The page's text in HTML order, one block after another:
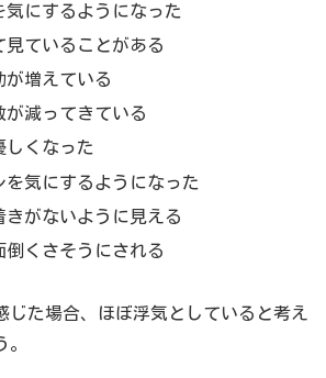
気にするようになった
見ていることがある
が増えている
が減ってきている
しくなった
を気にするようになった
きがないように見える
倒くさそうにされる
じた場合、ほぼ浮気としていると考え